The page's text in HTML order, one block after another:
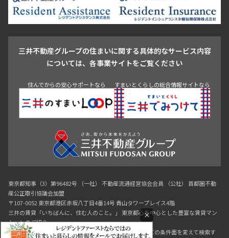
池尻大橋・三軒茶屋
祐天寺・学芸大学・自由が丘
駒沢・用賀・二子玉川
成城・砧
池袋・板橋・王子
青山 渋谷 東京・大手町 新宿 品川
目黒・中目黒
三井不動産グループの住まいに関する具体的なサービス内容
については、各事業サイトをご覧ください
住んでからの安心サポートなら すまいとくらしの総合情報サイトなら
東京都知事（3）第96482号 （一社） 不動産流通経営協会会員 （公社） 首都圏不動
産公正取引協議会加盟
〒107-0052 東京都港区赤坂八丁目4番14号 青山タワープレイス4階
三井の賃貸「いちばんに、住む人のこと。」 東京都心を中心とした豊富な賃貸マン
ションのご紹介。
理想の高級賃貸物件は見つかりましたか？エリアや駅などの条件面を変えて検索す
×